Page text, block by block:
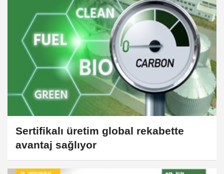
Sertifikalı üretim global rekabette
avantaj sağlıyor